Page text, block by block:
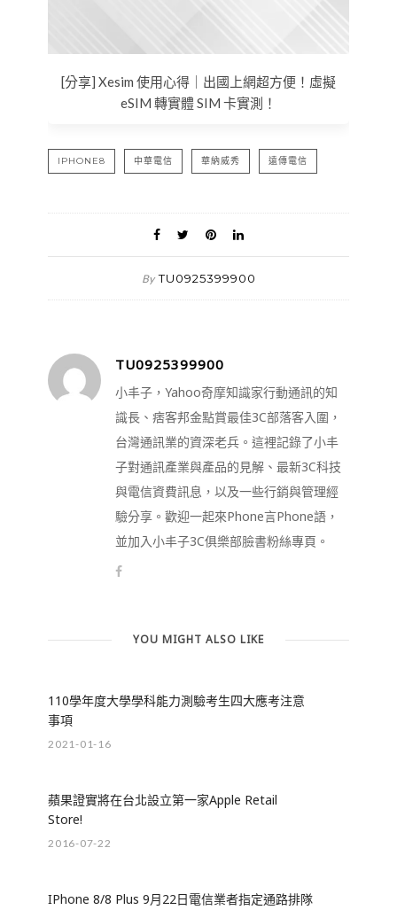
[分享] Xesim 使用心得｜出國上網超方便！虛擬
eSIM 轉實體 SIM 卡實測！
IPHONE8 中華電信 華納威秀 遠傳電信
By TU0925399900
TU0925399900
小丰子，Yahoo奇摩知識家行動通訊的知
識長、痞客邦金點賞最佳3C部落客入圍，
台灣通訊業的資深老兵。這裡記錄了小丰
子對通訊產業與產品的見解、最新3C科技
與電信資費訊息，以及一些行銷與管理經
驗分享。歡迎一起來Phone言Phone語，
並加入小丰子3C俱樂部臉書粉絲專頁。
YOU MIGHT ALSO LIKE
110學年度大學學科能力測驗考生四大應考注意
事項
2021-01-16
蘋果證實將在台北設立第一家Apple Retail
Store!
2016-07-22
IPhone 8/8 Plus 9月22日電信業者指定通路排隊